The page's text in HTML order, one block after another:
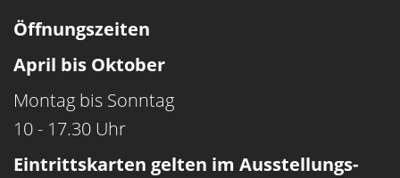
Öffnungszeiten
April bis Oktober
Montag bis Sonntag
10 - 17.30 Uhr
Eintrittskarten gelten im Ausstellungs­